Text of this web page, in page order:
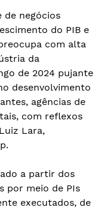
de negócios
do PIB e
com alta
da
de 2024 pujante
desenvolvimento
agências de
com reflexos
Lara,
a partir dos
por meio de PIs
executados, de